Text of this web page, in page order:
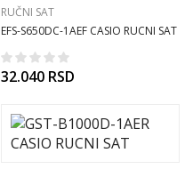
RUČNI SAT
EFS-S650DC-1AEF CASIO RUCNI SAT
32.040 RSD